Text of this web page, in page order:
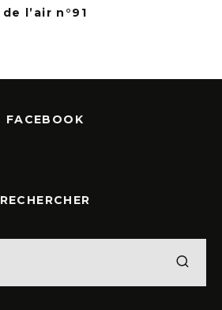
de l’air n°91
FACEBOOK
RECHERCHER